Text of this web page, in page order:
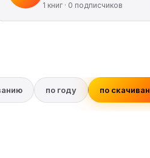
1 книг · 0 подписчиков
по году по